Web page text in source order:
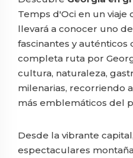
Temps d'Oci en un viaje
llevará a conocer uno
fascinantes y auténticos
completa ruta por
cultura, naturaleza,
milenarias, recorriendo
más emblemáticos del
Desde la vibrante capital,
espectaculares